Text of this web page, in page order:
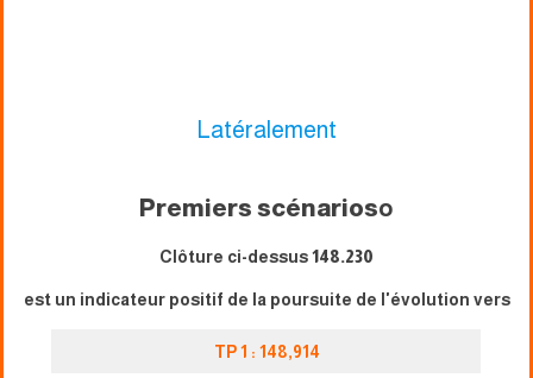
Latéralement
Premiers scénarioso
Clôture ci-dessus148.230
est un indicateur positif de la poursuite de l'évolution vers
TP 1 : 148,914